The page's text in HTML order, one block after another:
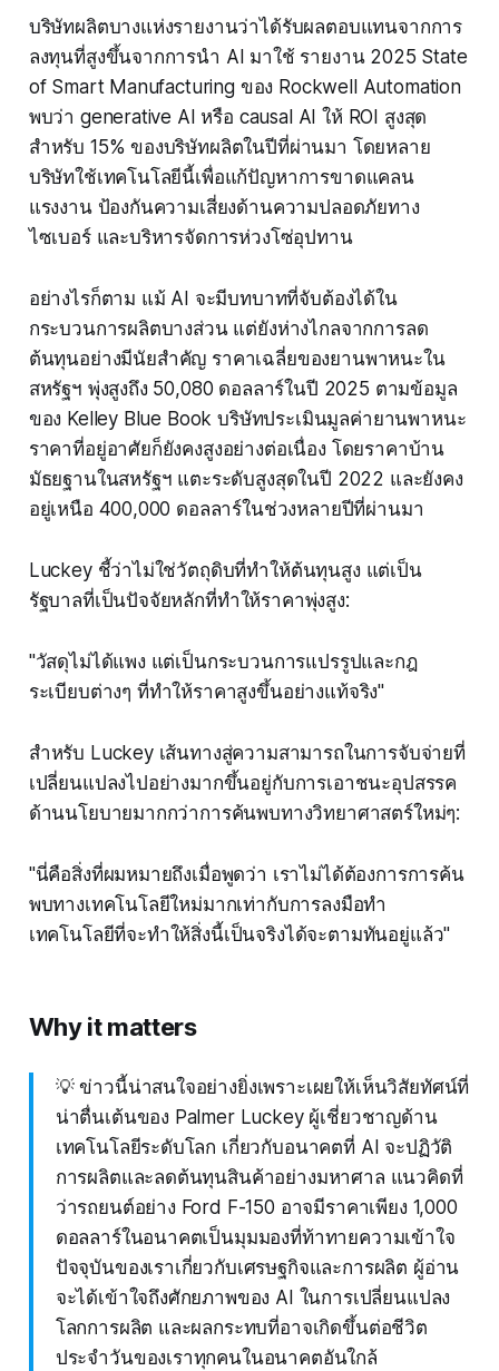
บริษัทผลิตบางแห่งรายงานว่าได้รับผลตอบแทนจากการ
ลงทุนที่สูงขึ้นจากการนำ AI มาใช้ รายงาน 2025 State
of Smart Manufacturing ของ Rockwell Automation
พบว่า generative AI หรือ causal AI ให้ ROI สูงสุด
สำหรับ 15% ของบริษัทผลิตในปีที่ผ่านมา โดยหลาย
บริษัทใช้เทคโนโลยีนี้เพื่อแก้ปัญหาการขาดแคลน
แรงงาน ป้องกันความเสี่ยงด้านความปลอดภัยทาง
ไซเบอร์ และบริหารจัดการห่วงโซ่อุปทาน
อย่างไรก็ตาม แม้ AI จะมีบทบาทที่จับต้องได้ใน
กระบวนการผลิตบางส่วน แต่ยังห่างไกลจากการลด
ต้นทุนอย่างมีนัยสำคัญ ราคาเฉลี่ยของยานพาหนะใน
สหรัฐฯ พุ่งสูงถึง 50,080 ดอลลาร์ในปี 2025 ตามข้อมูล
ของ Kelley Blue Book บริษัทประเมินมูลค่ายานพาหนะ
ราคาที่อยู่อาศัยก็ยังคงสูงอย่างต่อเนื่อง โดยราคาบ้าน
มัธยฐานในสหรัฐฯ แตะระดับสูงสุดในปี 2022 และยังคง
อยู่เหนือ 400,000 ดอลลาร์ในช่วงหลายปีที่ผ่านมา
Luckey ชี้ว่าไม่ใช่วัตถุดิบที่ทำให้ต้นทุนสูง แต่เป็น
รัฐบาลที่เป็นปัจจัยหลักที่ทำให้ราคาพุ่งสูง:
"วัสดุไม่ได้แพง แต่เป็นกระบวนการแปรรูปและกฎ
ระเบียบต่างๆ ที่ทำให้ราคาสูงขึ้นอย่างแท้จริง"
สำหรับ Luckey เส้นทางสู่ความสามารถในการจับจ่ายที่
เปลี่ยนแปลงไปอย่างมากขึ้นอยู่กับการเอาชนะอุปสรรค
ด้านนโยบายมากกว่าการค้นพบทางวิทยาศาสตร์ใหม่ๆ:
"นี่คือสิ่งที่ผมหมายถึงเมื่อพูดว่า เราไม่ได้ต้องการการค้น
พบทางเทคโนโลยีใหม่มากเท่ากับการลงมือทำ
เทคโนโลยีที่จะทำให้สิ่งนี้เป็นจริงได้จะตามทันอยู่แล้ว"
Why it matters
💡 ข่าวนี้น่าสนใจอย่างยิ่งเพราะเผยให้เห็นวิสัยทัศน์ที่
น่าตื่นเต้นของ Palmer Luckey ผู้เชี่ยวชาญด้าน
เทคโนโลยีระดับโลก เกี่ยวกับอนาคตที่ AI จะปฏิวัติ
การผลิตและลดต้นทุนสินค้าอย่างมหาศาล แนวคิดที่
ว่ารถยนต์อย่าง Ford F-150 อาจมีราคาเพียง 1,000
ดอลลาร์ในอนาคตเป็นมุมมองที่ท้าทายความเข้าใจ
ปัจจุบันของเราเกี่ยวกับเศรษฐกิจและการผลิต ผู้อ่าน
จะได้เข้าใจถึงศักยภาพของ AI ในการเปลี่ยนแปลง
โลกการผลิต และผลกระทบที่อาจเกิดขึ้นต่อชีวิต
ประจำวันของเราทุกคนในอนาคตอันใกล้